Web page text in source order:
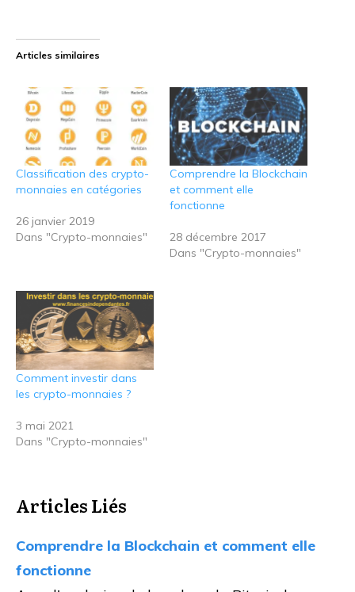
Articles similaires
Classification des crypto-
monnaies en catégories
26 janvier 2019
Dans "Crypto-monnaies"
Comprendre la Blockchain
et comment elle
fonctionne
28 décembre 2017
Dans "Crypto-monnaies"
Comment investir dans
les crypto-monnaies ?
3 mai 2021
Dans "Crypto-monnaies"
Articles Liés
Comprendre la Blockchain et comment elle
fonctionne